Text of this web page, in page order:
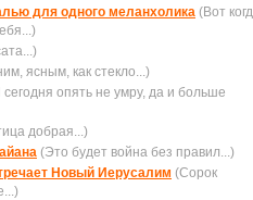
для одного меланхолика (Вот
ясным, как стекло...)
опять не умру, да и больше
добрая...)
(Это будет война без пpавил...)
Новый Иерусалим (Сорок